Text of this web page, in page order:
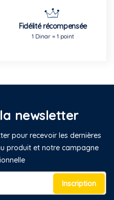
Fidélité récompensée
1 Dinar = 1 point
newsletter
pour recevoir les dernières
produit et notre campagne
Inscription